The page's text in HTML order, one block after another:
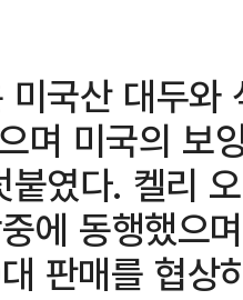
미국산 대두
며 미국의
였다. 켈리
에 동행했으
판매를 협상